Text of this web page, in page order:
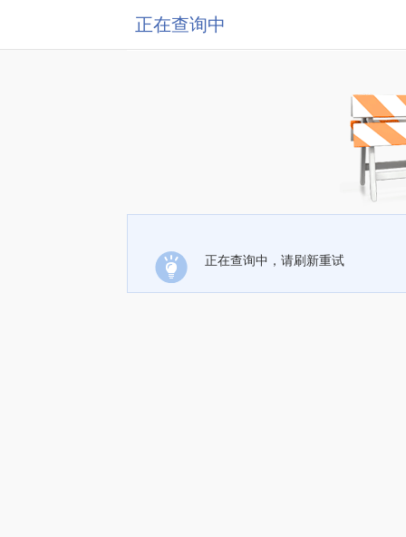
正在查询中
正在查询中，请刷新重试